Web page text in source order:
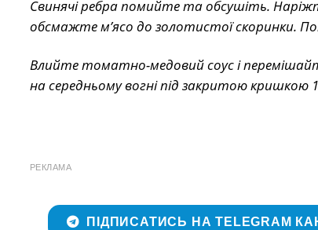
Свинячі ребра помийте та обсушіть.
обсмажте м’ясо до золотистої скоринки.
Влийте томатно-медовий соус і
на середньому вогні під закритою
РЕКЛАМА
ПІДПИСАТИСЬ НА TELEGRAM